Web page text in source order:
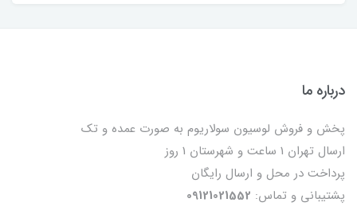
درباره ما
پخش و فروش لوسیون سولاریوم به صورت عمده و تک
ارسال تهران 1 ساعت و شهرستان 1 روز
پرداخت در محل و ارسال رایگان
پشتیبانی و تماس: 09121021552